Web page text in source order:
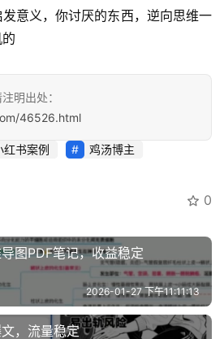
意义，你讨厌的东西，逆向思维一
明出处：
46526.html
红书案例 鸡汤博主
0
图PDF笔记，收益稳定
2026-01-27 下午11:11:13
，流量稳定